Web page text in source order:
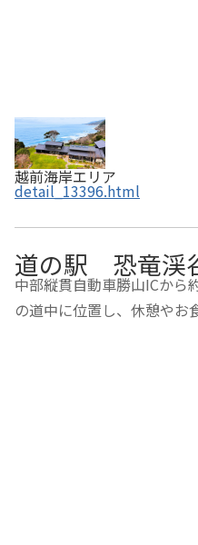
越前海岸エリア
detail_13396.html
道の駅 恐竜渓
中部縦貫自動車勝山ICから
の道中に位置し、休憩やお